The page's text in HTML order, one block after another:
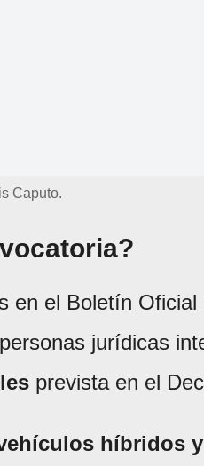
Caputo.
en el Boletín
jurídicas
prevista en el
híbridos